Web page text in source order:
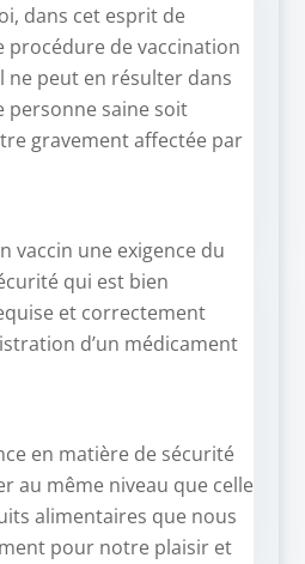
dans cet esprit de
procédure de vaccination
ne peut en résulter dans
personne saine soit
gravement affectée par
vaccin une exigence du
qui est bien
et correctement
d’un médicament
en matière de sécurité
au même niveau que celle
alimentaires que nous
pour notre plaisir et